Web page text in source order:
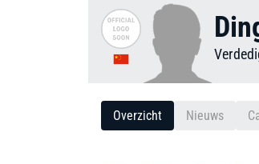
Overzicht Nieuws